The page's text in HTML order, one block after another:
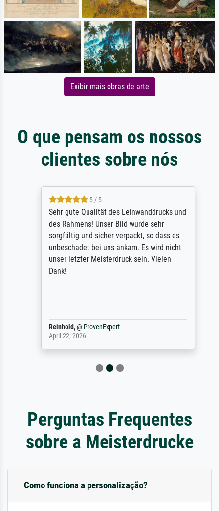
Exibir mais obras de arte
O que pensam os nossos
clientes sobre nós
5 / 5
Sehr gute Qualität des Leinwanddrucks und
des Rahmens! Unser Bild wurde sehr
sorgfältig und sicher verpackt, so dass es
unbeschadet bei uns ankam. Es wird nicht
unser letzter Meisterdruck sein. Vielen
Dank!
Reinhold,@ProvenExpert
April 22, 2026
Perguntas Frequentes
sobre a Meisterdrucke
Como funciona a personalização?